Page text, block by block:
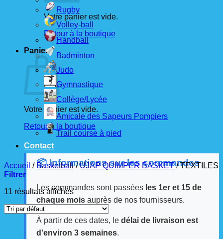
Votre panier est vide.
Retour à la boutique
Panier
Votre panier est vide.
Retour à la boutique
📦 Informations sur les commandes
Les commandes sont passées les 1er et 15 de
chaque mois auprès de nos fournisseurs.
À partir de ces dates, le délai de livraison est
d'environ 3 semaines.
Rugby
Volley-ball
Handball
Badminton
Judo
Gymnastique
Collège/Lycée
Amicale des Sapeurs Pompiers
Trail course à pied
Contact
Accueil / Basketball / UJAP QUIMPER BASKET /TEXTILES
Filtrer
11 résultats affichés